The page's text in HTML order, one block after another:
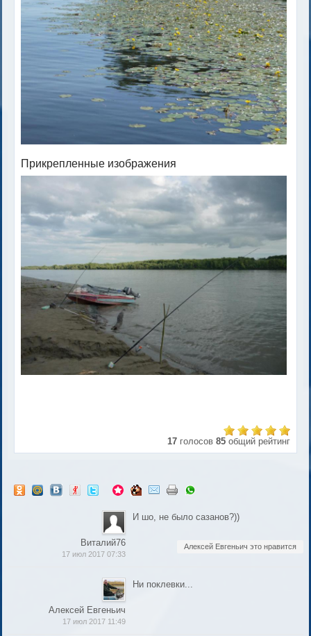
Прикрепленные изображения
17 голосов 85 общий рейтинг
Виталий76
17 июл 2017 07:33
И шо, не было сазанов?))
Алексей Евгеньич это нравится
Алексей Евгеньич
17 июл 2017 11:49
Ни поклевки...